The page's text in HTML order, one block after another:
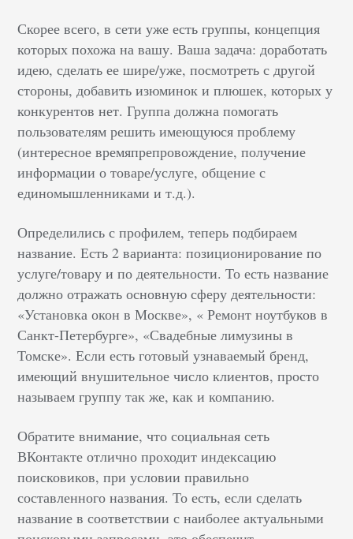
Скорее всего, в сети уже есть группы, концепция
которых похожа на вашу. Ваша задача: доработать
идею, сделать ее шире/уже, посмотреть с другой
стороны, добавить изюминок и плюшек, которых у
конкурентов нет. Группа должна помогать
пользователям решить имеющуюся проблему
(интересное времяпрепровождение, получение
информации о товаре/услуге, общение с
единомышленниками и т.д.).
Определились с профилем, теперь подбираем
название. Есть 2 варианта: позиционирование по
услуге/товару и по деятельности. То есть название
должно отражать основную сферу деятельности:
«Установка окон в Москве», « Ремонт ноутбуков в
Санкт-Петербурге», «Свадебные лимузины в
Томске». Если есть готовый узнаваемый бренд,
имеющий внушительное число клиентов, просто
называем группу так же, как и компанию.
Обратите внимание, что социальная сеть
ВКонтакте отлично проходит индексацию
поисковиков, при условии правильно
составленного названия. То есть, если сделать
название в соответствии с наиболее актуальными